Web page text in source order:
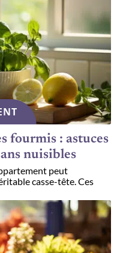
fourmis : astuces
nuisibles
peut
casse-tête. Ces